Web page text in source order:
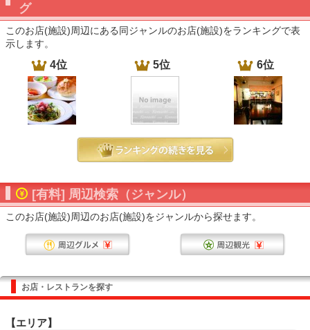
グ
このお店(施設)周辺にある同ジャンルのお店(施設)をランキングで表
示します。
4位 5位 6位
[有料] 周辺検索（ジャンル）
このお店(施設)周辺のお店(施設)をジャンルから探せます。
お店・レストランを探す
【エリア】